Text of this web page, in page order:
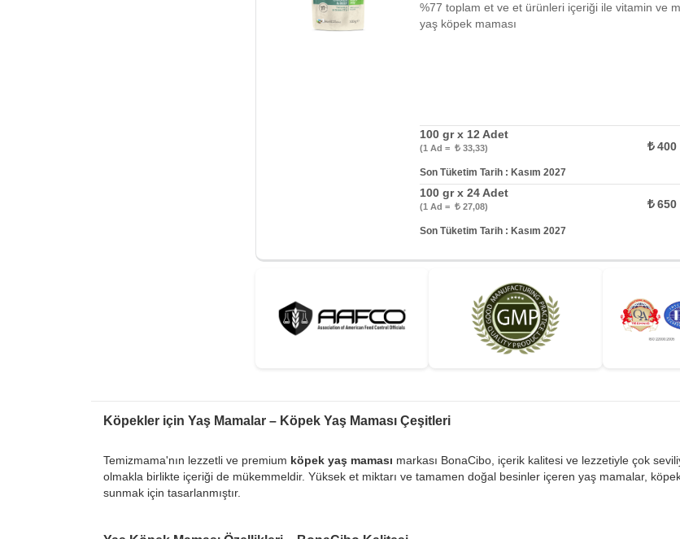
%77 toplam et ve et ürünleri içeriği ile vitamin ve
yaş köpek maması
100 gr x 12 Adet
(1 Ad = 33,33) 400
Son Tüketim Tarih : Kasım 2027
100 gr x 24 Adet
(1 Ad = 27,08) 650
Son Tüketim Tarih : Kasım 2027
Köpekler için Yaş Mamalar – Köpek Yaş Maması Çeşitleri
Temizmama'nın lezzetli ve premium köpek yaş maması markası BonaCibo, içerik kalitesi ve lezzetiyle çok
olmakla birlikte içeriği de mükemmeldir. Yüksek et miktarı ve tamamen doğal besinler içeren yaş mamalar,
sunmak için tasarlanmıştır.